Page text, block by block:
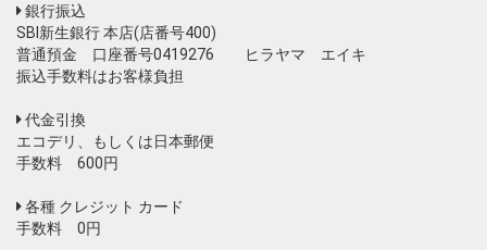
銀行振込
SBI新生銀行 本店(店番号400)
普通預金 口座番号0419276 ヒラヤマ エイキ
振込手数料はお客様負担
代金引換
エコデリ、もしくは日本郵便
手数料 600円
各種 クレジット カード
手数料 0円